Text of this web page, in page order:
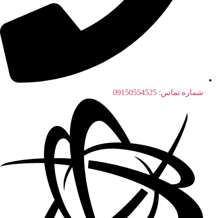
شماره تماس: 09150554525